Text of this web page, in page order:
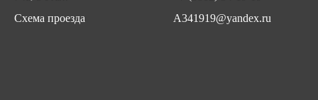
Схема проезда
A341919@yandex.ru